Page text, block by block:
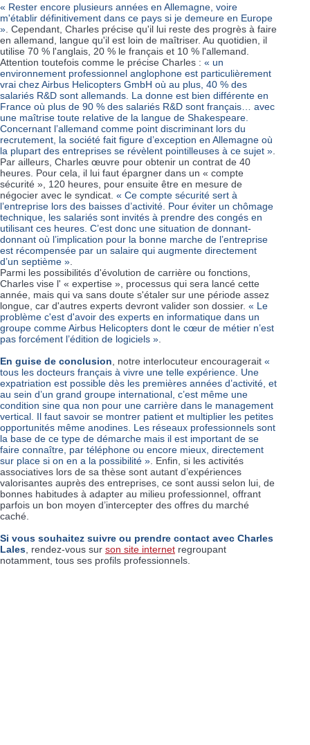
« Rester encore plusieurs années en Allemagne, voire
m'établir définitivement dans ce pays si je demeure en Europe
» . Cependant, Charles précise qu'il lui reste des progrès à faire
en allemand, langue qu'il est loin de maîtriser. Au quotidien, il
utilise 70 % l'anglais, 20 % le français et 10 % l'allemand.
Attention toutefois comme le précise Charles : « un
environnement professionnel anglophone est particulièrement
vrai chez Airbus Helicopters GmbH où au plus, 40 % des
salariés R&D sont allemands. La donne est bien différente en
France où plus de 90 % des salariés R&D sont français… avec
une maîtrise toute relative de la langue de Shakespeare.
Concernant l’allemand comme point discriminant lors du
recrutement, la société fait figure d’exception en Allemagne où
la plupart des entreprises se révèlent pointilleuses à ce sujet »
Par ailleurs, Charles œuvre pour obtenir un contrat de 40
heures. Pour cela, il lui faut épargner dans un « compte
sécurité », 120 heures, pour ensuite être en mesure de
négocier avec le syndicat. « Ce compte sécurité sert à
l’entreprise lors des baisses d’activité. Pour éviter un chômage
technique, les salariés sont invités à prendre des congés en
utilisant ces heures. C’est donc une situation de donnant-
donnant où l’implication pour la bonne marche de l’entreprise
est récompensée par un salaire qui augmente directement
d’un septième »
Parmi les possibilités d'évolution de carrière ou fonctions,
Charles vise l' « expertise », processus qui sera lancé cette
année, mais qui va sans doute s'étaler sur une période assez
longue, car d'autres experts devront valider son dossier. « Le
problème c'est d'avoir des experts en informatique dans un
groupe comme Airbus Helicopters dont le cœur de métier n’est
pas forcément l’édition de logiciels »
En guise de conclusion , notre interlocuteur encouragerait «
tous les docteurs français à vivre une telle expérience. Une
expatriation est possible dès les premières années d’activité, et
au sein d’un grand groupe international, c’est même une
condition sine qua non pour une carrière dans le management
vertical. Il faut savoir se montrer patient et multiplier les petites
opportunités même anodines. Les réseaux professionnels sont
la base de ce type de démarche mais il est important de se
faire connaître, par téléphone ou encore mieux, directement
sur place si on en a la possibilité » . Enfin, si les activités
associatives lors de sa thèse sont autant d’expériences
valorisantes auprès des entreprises, ce sont aussi selon lui, de
bonnes habitudes à adapter au milieu professionnel, offrant
parfois un bon moyen d’intercepter des offres du marché
caché.
Si vous souhaitez suivre ou prendre contact avec Charles
Lales , rendez-vous sur son site internet regroupant
notamment, tous ses profils professionnels.